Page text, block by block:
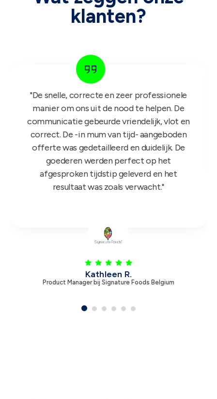
klanten?
Product Manager bij Zambon
"Het GIFT FOR KIDS project is een succes in
de roos! Onze reps zijn er nu sinds maandag
mee aan de slag en niets dan lovende
feedback dus nogmaals bedankt!"